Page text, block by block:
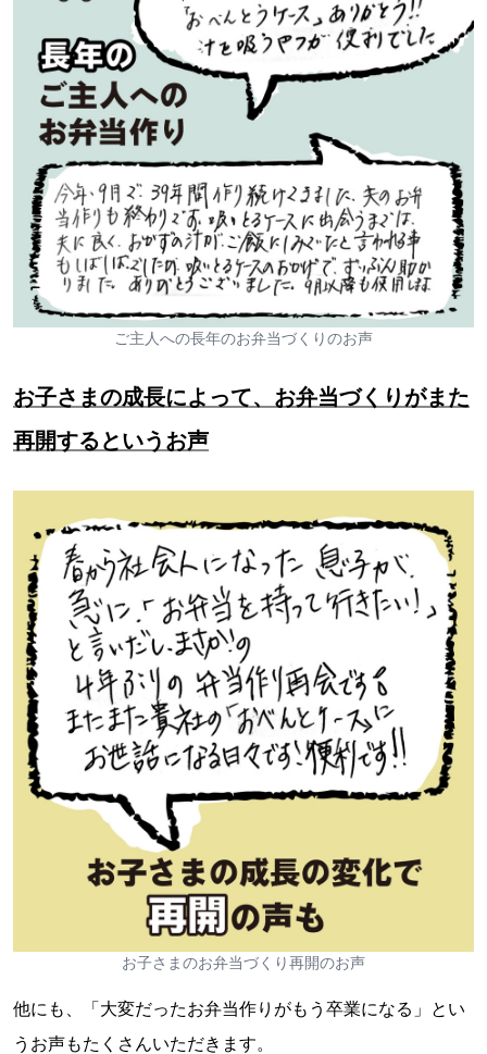
ご主人への長年のお弁当づくりのお声
お子さまの成長によって、お弁当づくりがまた
再開するというお声
お子さまのお弁当づくり再開のお声
他にも、「大変だったお弁当作りがもう卒業になる」とい
うお声もたくさんいただきます。